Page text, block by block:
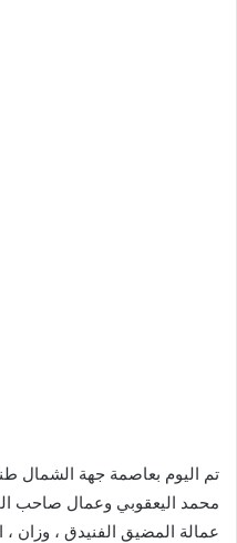
تم اليوم بعاصمة جهة الشمال
محمد اليعقوبي وعمال صاحب
عمالة المضيق الفنيدق ، وزان